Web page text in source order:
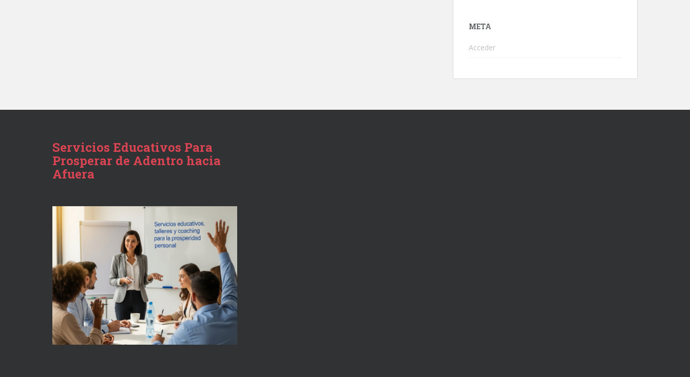
META
Acceder
Servicios Educativos Para
Prosperar de Adentro hacia
Afuera